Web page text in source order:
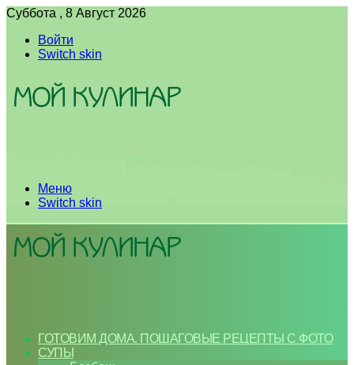
Суббота , 8 Август 2026
Войти
Switch skin
Меню
Switch skin
ГОТОВИМ ДОМА. ПОШАГОВЫЕ РЕЦЕПТЫ С ФОТО
СУПЫ